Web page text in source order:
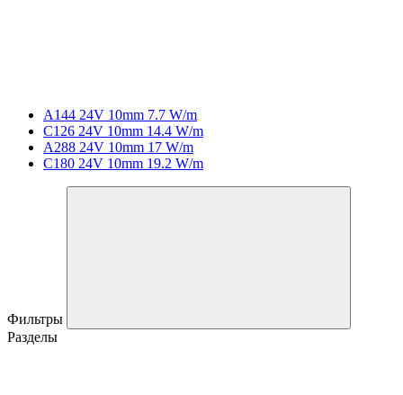
A144 24V 10mm 7.7 W/m
C126 24V 10mm 14.4 W/m
A288 24V 10mm 17 W/m
C180 24V 10mm 19.2 W/m
Фильтры
Разделы